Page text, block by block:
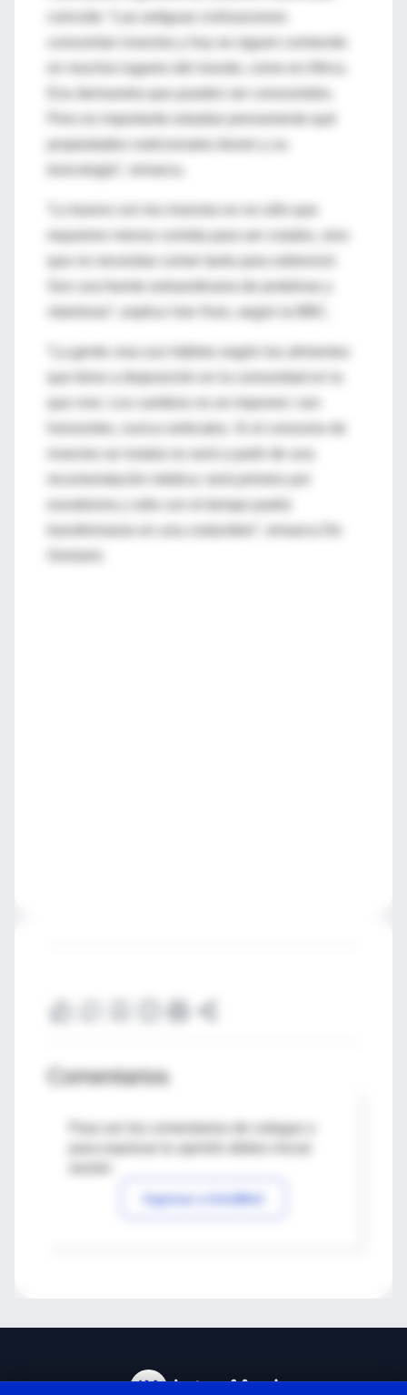
coincide: “Las antiguas civilizaciones
consumían insectos y hoy se siguen comiendo
en muchos lugares del mundo, como en Africa.
Pero es importante estudiar previamente qué
toxicología”, remarca.
requieren menos comida para ser criados, sino
vitaminas”, explica Van Huis, según la BBC.
“La gente crea sus hábitos según los alimentos
que vive. Los cambios no se imponen: son
Comentarios
Para ver los comentarios de colegas o
Ingresar a IntraMed